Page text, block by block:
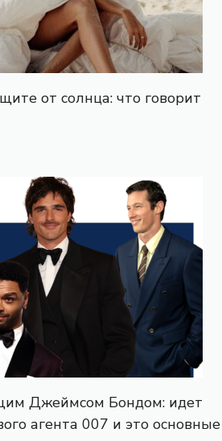
от солнца: что говорит
Джеймсом Бондом: идет
агента 007 и это основные